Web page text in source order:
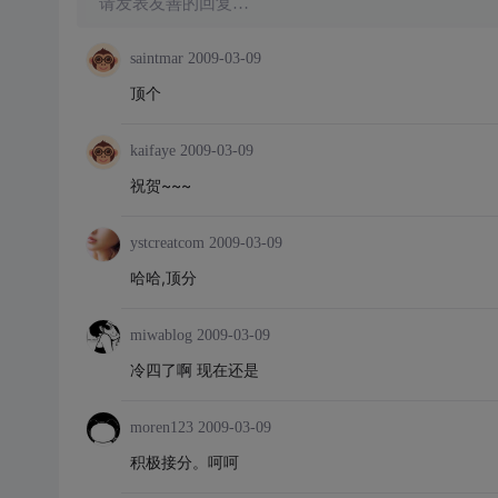
saintmar 2009-03-09
顶个
kaifaye 2009-03-09
祝贺~~~
ystcreatcom 2009-03-09
哈哈,顶分
miwablog 2009-03-09
冷四了啊 现在还是
moren123 2009-03-09
积极接分。呵呵